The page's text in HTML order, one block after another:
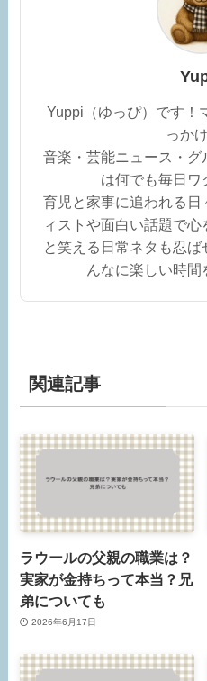
Yuppi（ゆっぴ）です！
っか
音楽・芸能ニュース・
は何でも毎日
育児と家事に追われる
ィストや面白い話題で
と笑える日常ネタも忍
んなに楽しい時間
関連記事
ラウールの父親の職業は？
実家が金持ちって本当？兄
弟についても
2026年6月17日